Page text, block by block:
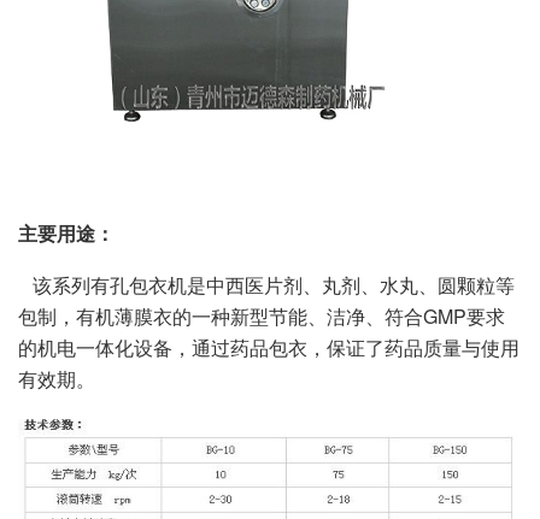
主要用途：
该系列有孔包衣机是中西医片剂、丸剂、水丸、圆颗粒等
包制，有机薄膜衣的一种新型节能、洁净、符合GMP要求
的机电一体化设备，通过药品包衣，保证了药品质量与使用
有效期。